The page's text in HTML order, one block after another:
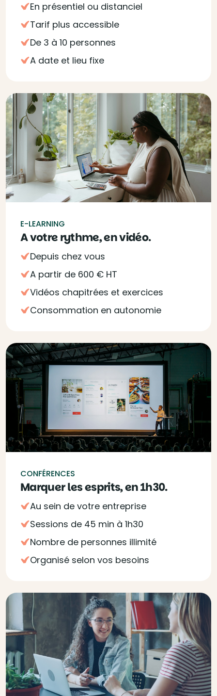
En présentiel ou distanciel
Tarif plus accessible
De 3 à 10 personnes
A date et lieu fixe
E-LEARNING
A votre rythme, en vidéo.
Depuis chez vous
A partir de 600 € HT
Vidéos chapitrées et exercices
Consommation en autonomie
CONFÉRENCES
Marquer les esprits, en 1h30.
Au sein de votre entreprise
Sessions de 45 min à 1h30
Nombre de personnes illimité
Organisé selon vos besoins